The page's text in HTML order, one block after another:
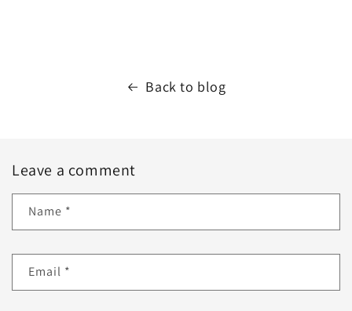
Back to blog
Leave a comment
Name *
Email *